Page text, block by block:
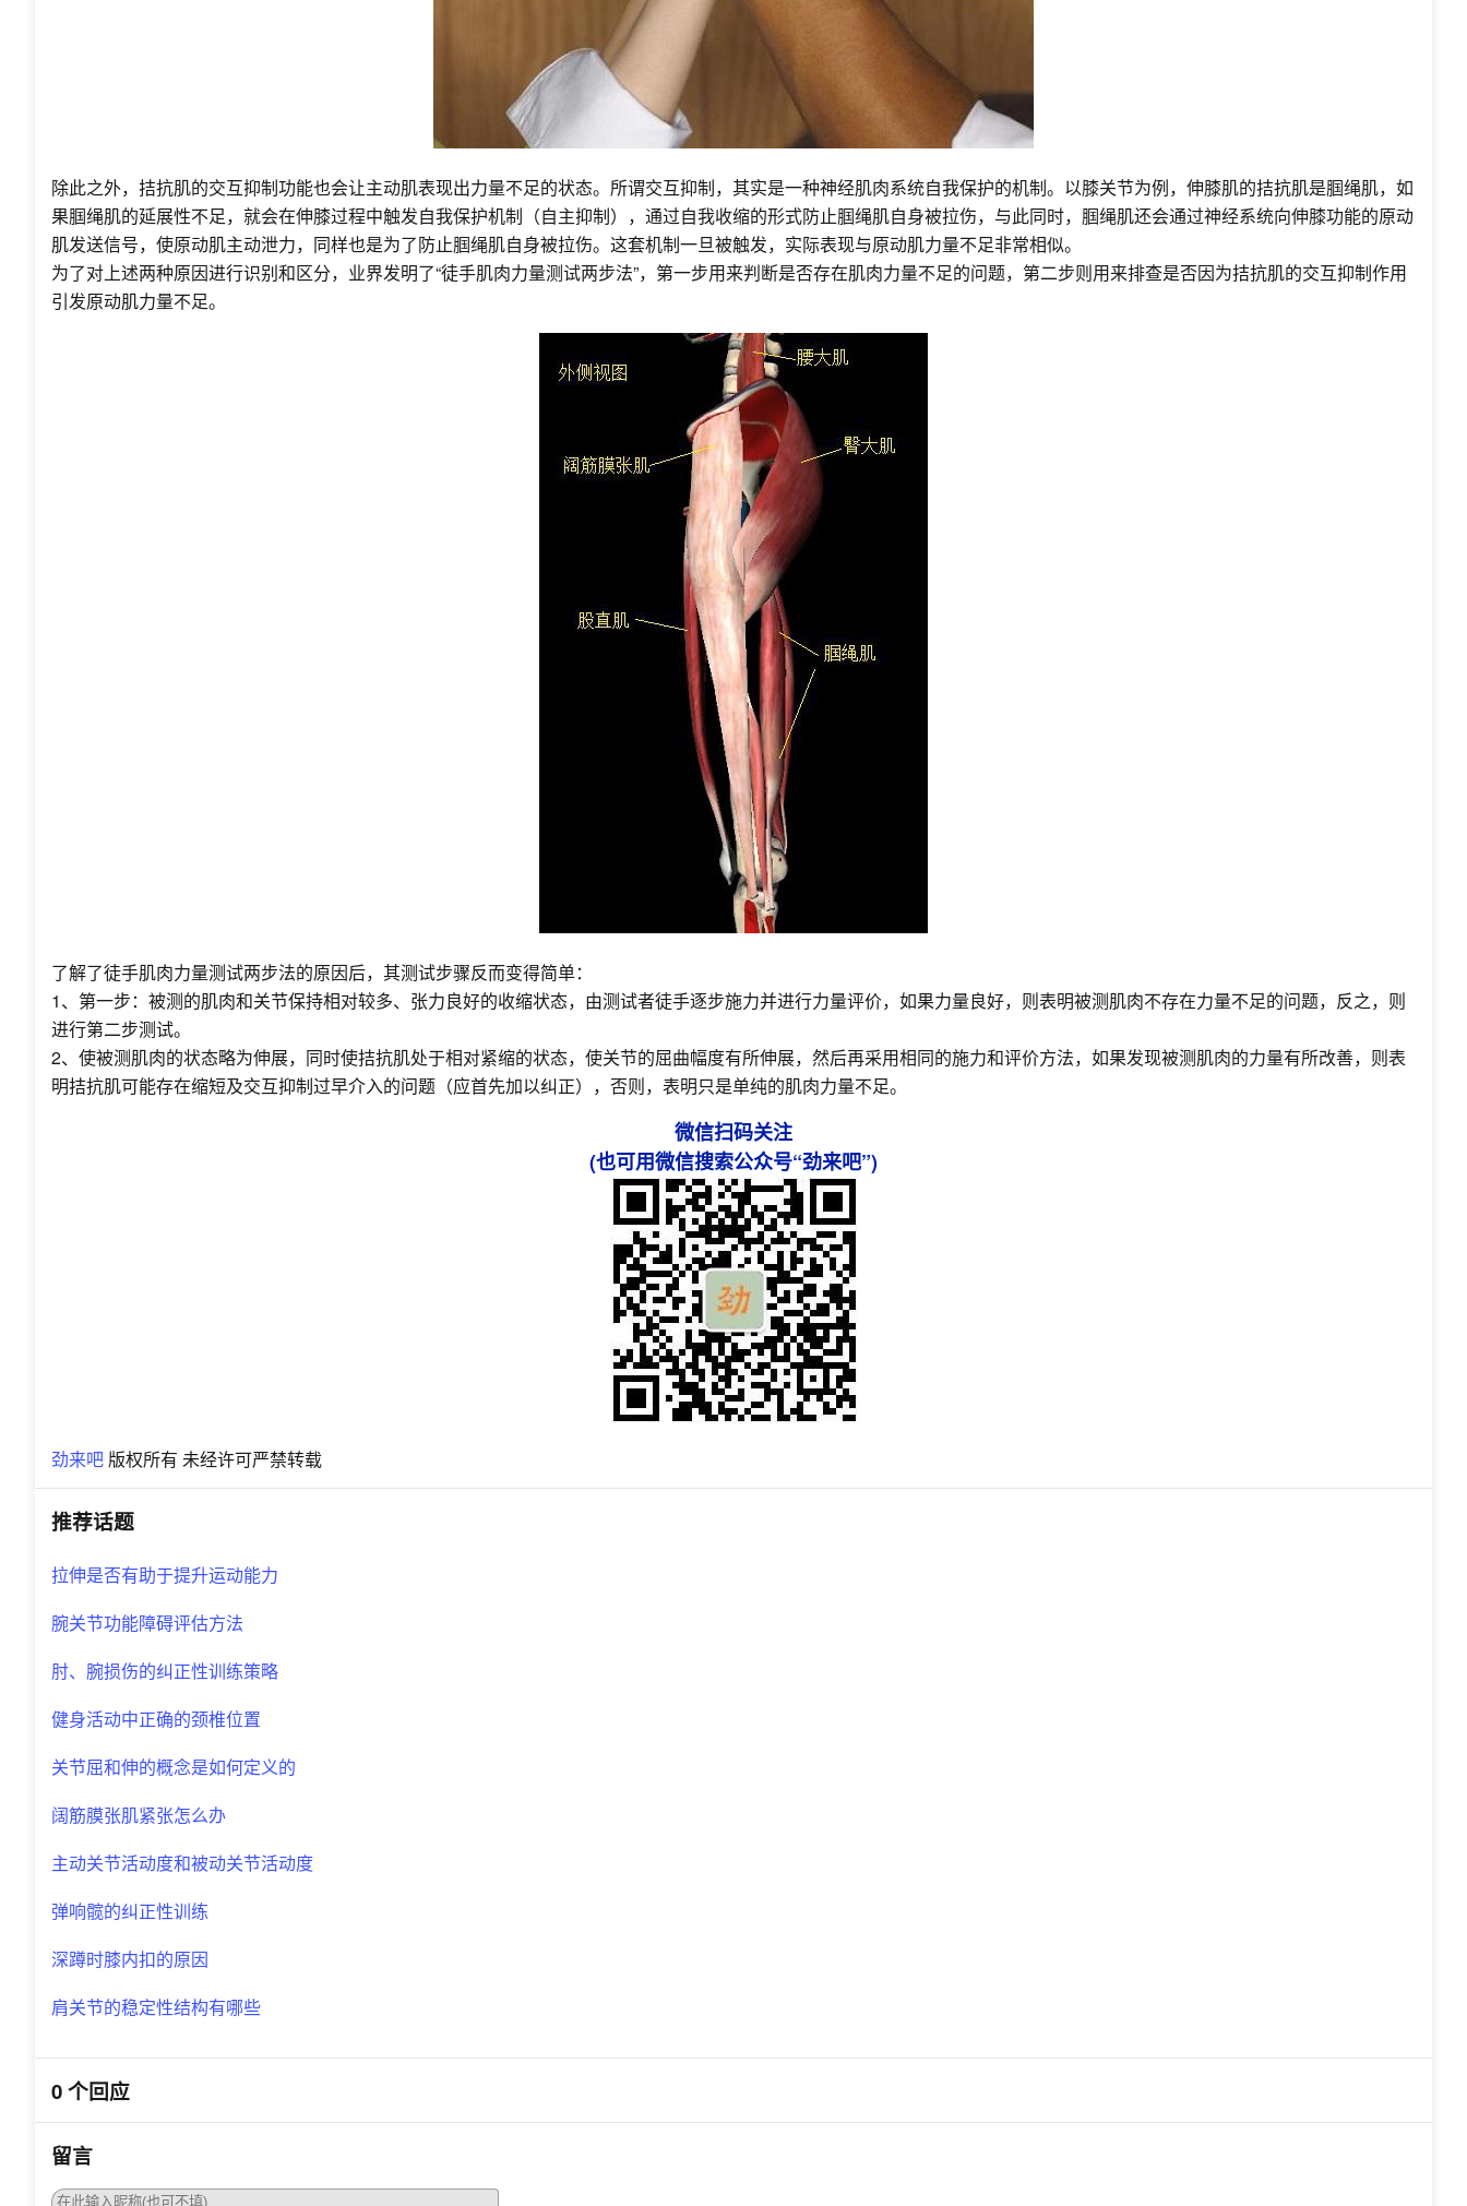
除此之外，拮抗肌的交互抑制功能也会让主动肌表现出力量不足的状态。所谓交互抑制，其实是一种神经肌肉系统自我保护的机制。以膝关节为例，伸膝肌的拮抗肌是腘绳肌，如
果腘绳肌的延展性不足，就会在伸膝过程中触发自我保护机制（自主抑制），通过自我收缩的形式防止腘绳肌自身被拉伤，与此同时，腘绳肌还会通过神经系统向伸膝功能的原动
肌发送信号，使原动肌主动泄力，同样也是为了防止腘绳肌自身被拉伤。这套机制一旦被触发，实际表现与原动肌力量不足非常相似。
为了对上述两种原因进行识别和区分，业界发明了“徒手肌肉力量测试两步法”，第一步用来判断是否存在肌肉力量不足的问题，第二步则用来排查是否因为拮抗肌的交互抑制作用
引发原动肌力量不足。
了解了徒手肌肉力量测试两步法的原因后，其测试步骤反而变得简单：
1、第一步：被测的肌肉和关节保持相对较多、张力良好的收缩状态，由测试者徒手逐步施力并进行力量评价，如果力量良好，则表明被测肌肉不存在力量不足的问题，反之，则
进行第二步测试。
2、使被测肌肉的状态略为伸展，同时使拮抗肌处于相对紧缩的状态，使关节的屈曲幅度有所伸展，然后再采用相同的施力和评价方法，如果发现被测肌肉的力量有所改善，则表
明拮抗肌可能存在缩短及交互抑制过早介入的问题（应首先加以纠正），否则，表明只是单纯的肌肉力量不足。
微信扫码关注
(也可用微信搜索公众号“劲来吧”)
劲来吧 版权所有 未经许可严禁转载
推荐话题
拉伸是否有助于提升运动能力
腕关节功能障碍评估方法
肘、腕损伤的纠正性训练策略
健身活动中正确的颈椎位置
关节屈和伸的概念是如何定义的
阔筋膜张肌紧张怎么办
主动关节活动度和被动关节活动度
弹响髋的纠正性训练
深蹲时膝内扣的原因
肩关节的稳定性结构有哪些
0 个回应
留言